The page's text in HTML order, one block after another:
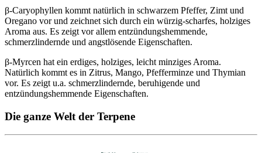
β-Caryophyllen kommt natürlich in schwarzem Pfeffer, Zimt und
Oregano vor und zeichnet sich durch ein würzig-scharfes, holziges
Aroma aus. Es zeigt vor allem entzündungshemmende,
schmerzlindernde und angstlösende Eigenschaften.
β-Myrcen hat ein erdiges, holziges, leicht minziges Aroma.
Natürlich kommt es in Zitrus, Mango, Pfefferminze und Thymian
vor. Es zeigt u.a. schmerzlindernde, beruhigende und
entzündungshemmende Eigenschaften.
Die ganze Welt der Terpene